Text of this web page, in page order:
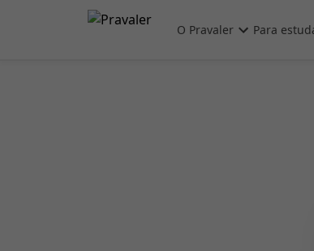
Pular para o conteúdo principal
O Pravaler Para